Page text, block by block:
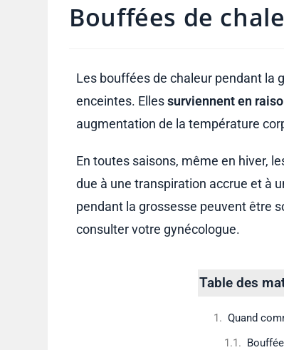
Bouffées de
Les bouffées de chaleur pendant la
enceintes. Ellessurviennent en
augmentation de la température
En toutes saisons, même en hiver,
due à une transpiration accrue et à
pendant la grossesse peuvent être
consulter votre gynécologue.
Table des
Quand